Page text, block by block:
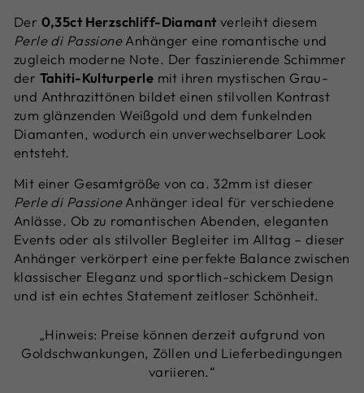
Der 0,35ct Herzschliff-Diamant verleiht diesem
Perle di PassioneAnhänger eine romantische und
zugleich moderne Note. Der faszinierende Schimmer
der Tahiti-Kulturperle mit ihren mystischen Grau-
und Anthrazittönen bildet einen stilvollen Kontrast
zum glänzenden Weißgold und dem funkelnden
Diamanten, wodurch ein unverwechselbarer Look
entsteht.
Mit einer Gesamtgröße von ca. 32mm ist dieser
Perle di PassioneAnhänger ideal für verschiedene
Anlässe. Ob zu romantischen Abenden, eleganten
Events oder als stilvoller Begleiter im Alltag – dieser
Anhänger verkörpert eine perfekte Balance zwischen
klassischer Eleganz und sportlich-schickem Design
und ist ein echtes Statement zeitloser Schönheit.
„Hinweis: Preise können derzeit aufgrund von
Goldschwankungen, Zöllen und Lieferbedingungen
variieren.“